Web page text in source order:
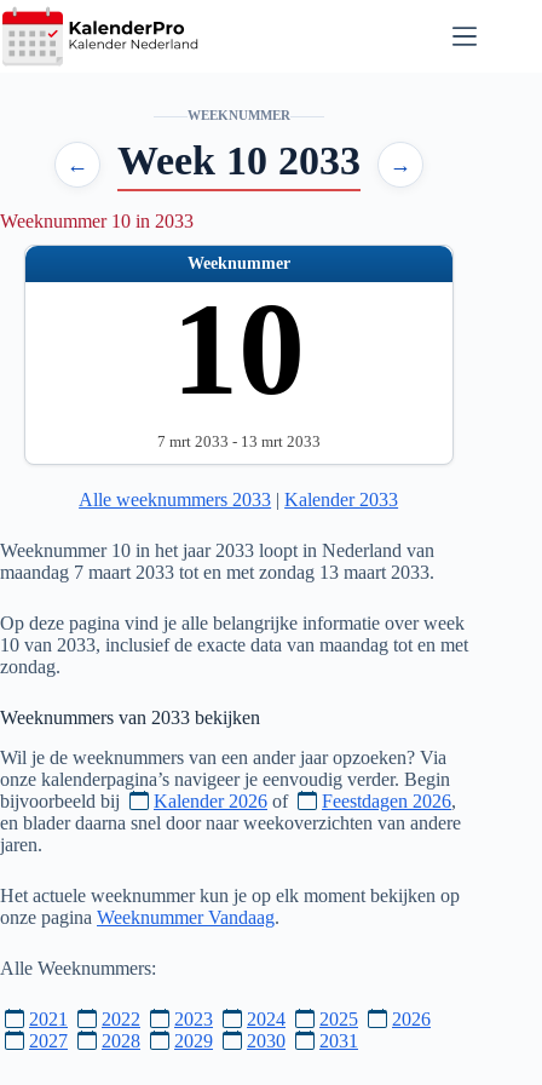
Ga
naar
de
WEEKNUMMER
← Week 10 2033 →
Weeknummer 10 in 2033
Weeknummer
10
7 mrt 2033 - 13 mrt 2033
Alle weeknummers 2033 |Kalender 2033
Weeknummer 10 in het jaar 2033 loopt in Nederland van
maandag 7 maart 2033 tot en met zondag 13 maart 2033.
Op deze pagina vind je alle belangrijke informatie over week
10 van 2033, inclusief de exacte data van maandag tot en met
zondag.
Weeknummers van 2033 bekijken
Wil je de weeknummers van een ander jaar opzoeken? Via
onze kalenderpagina’s navigeer je eenvoudig verder. Begin
bijvoorbeeld bij
Kalender 2026 of Feestdagen 2026,
en blader daarna snel door naar weekoverzichten van andere
jaren.
Het actuele weeknummer kun je op elk moment bekijken op
onze pagina Weeknummer Vandaag.
Alle Weeknummers:
2021 2022 2023 2024 2025
2026
2027
2028 2029 2030 2031